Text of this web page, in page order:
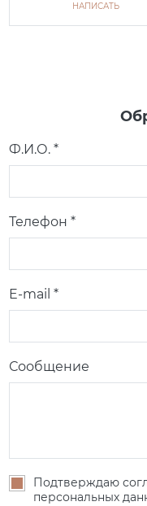
НАПИСАТЬ
Ф.И.О. *
Телефон *
E-mail *
Сообщение
Подтверждаю
персональных